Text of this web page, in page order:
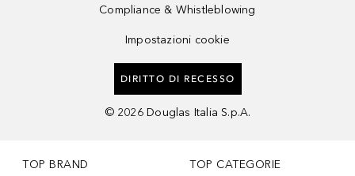
Compliance & Whistleblowing
Impostazioni cookie
DIRITTO DI RECESSO
© 2026 Douglas Italia S.p.A.
TOP BRAND TOP CATEGORIE